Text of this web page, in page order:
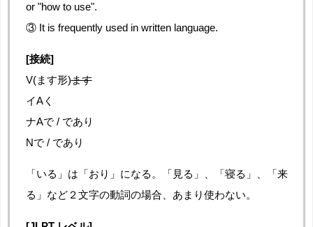
or "how to use".
③ It is frequently used in written language.
[接続]
V(ます形)ます
イAく
ナAで / であり
Nで / であり
「いる」は「おり」になる。「見る」、「寝る」、「来
る」など２文字の動詞の場合、あまり使わない。